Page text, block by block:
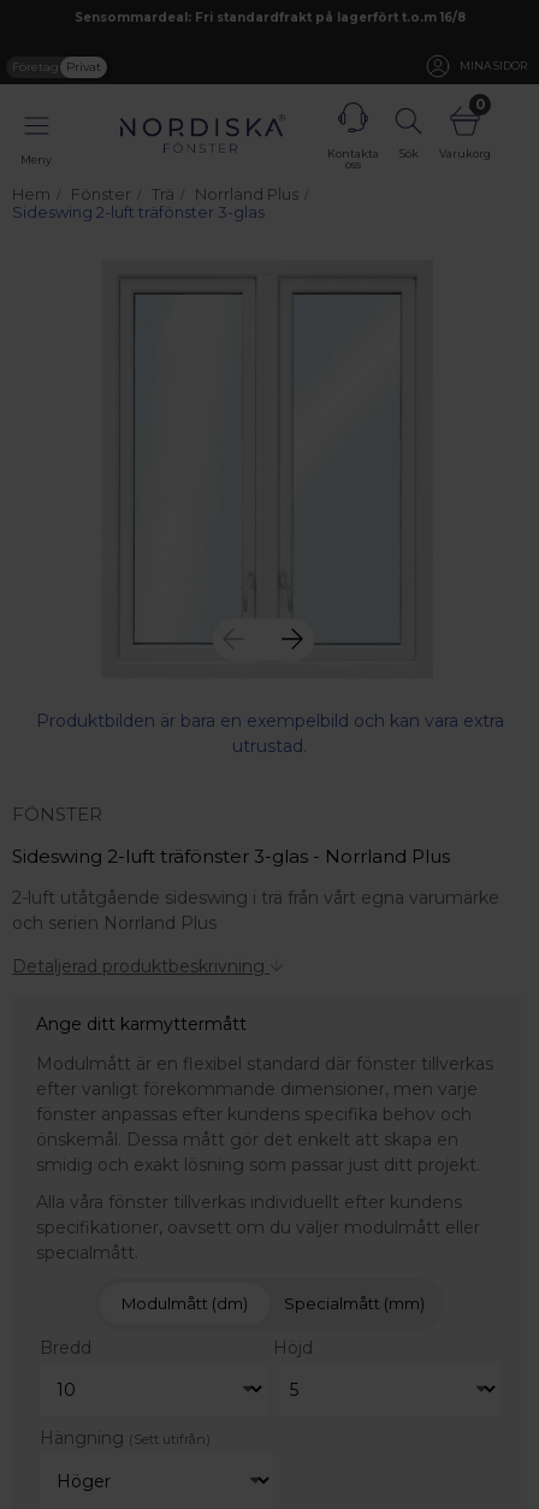
Sensommardeal: Fri standardfrakt på lagerfört t.o.m 16/8
Företag Privat MINA SIDOR
Meny
fokus på kvalitet, omtanke och djup kompetens.
Kontakta
oss
Sök
0
Varukorg
Hem Fönster Trä
Norrland Plus
Sideswing 2-luft träfönster 3-glas
Produktbilden är bara en exempelbild och kan vara extra
utrustad.
FÖNSTER
Sideswing 2-luft träfönster 3-glas - Norrland Plus
2-luft utåtgående sideswing i trä från vårt egna varumärke
och serien Norrland Plus
Detaljerad produktbeskrivning
Ange ditt karmyttermått
Modulmått är en flexibel standard där fönster tillverkas
efter vanligt förekommande dimensioner, men varje
fönster anpassas efter kundens specifika behov och
önskemål. Dessa mått gör det enkelt att skapa en
smidig och exakt lösning som passar just ditt projekt.
Alla våra fönster tillverkas individuellt efter kundens
specifikationer, oavsett om du väljer modulmått eller
specialmått.
Modulmått (dm) Specialmått (mm)
Bredd Höjd
Hängning (Sett utifrån)